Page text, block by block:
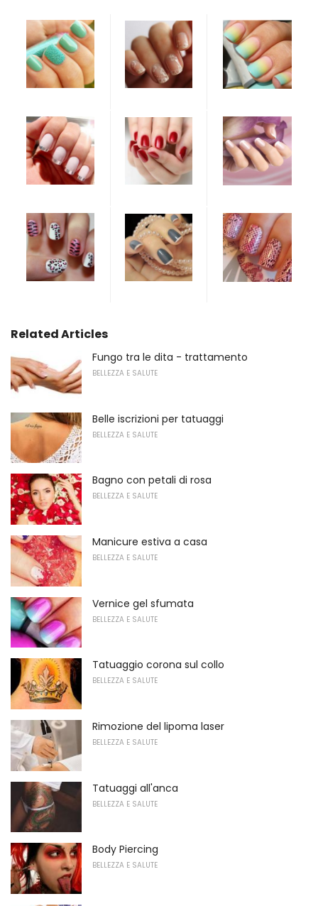
Related Articles
Fungo tra le dita - trattamento
BELLEZZA E SALUTE
Belle iscrizioni per tatuaggi
BELLEZZA E SALUTE
Bagno con petali di rosa
BELLEZZA E SALUTE
Manicure estiva a casa
BELLEZZA E SALUTE
Vernice gel sfumata
BELLEZZA E SALUTE
Tatuaggio corona sul collo
BELLEZZA E SALUTE
Rimozione del lipoma laser
BELLEZZA E SALUTE
Tatuaggi all'anca
BELLEZZA E SALUTE
Body Piercing
BELLEZZA E SALUTE